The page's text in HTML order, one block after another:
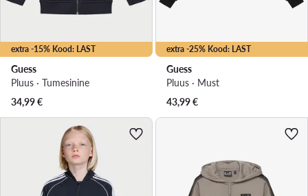
extra -15% Kood: LAST
Guess
Pluus · Tumesinine
34,99€
extra -25% Kood: LAST
Guess
Pluus · Must
43,99€